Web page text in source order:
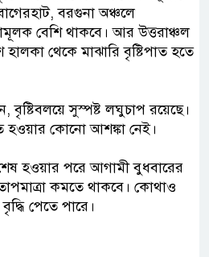
বরগুনা অঞ্চলে
বেশি থাকবে। আর উত্তরাঞ্চল
হালকা থেকে মাঝারি বৃষ্টিপাত হতে
সুস্পষ্ট লঘুচাপ রয়েছে।
হওয়ার কোনো আশঙ্কা নেই।
হওয়ার পরে আগামী বুধবারের
কমতে থাকবে। কোথাও
পেতে পারে।